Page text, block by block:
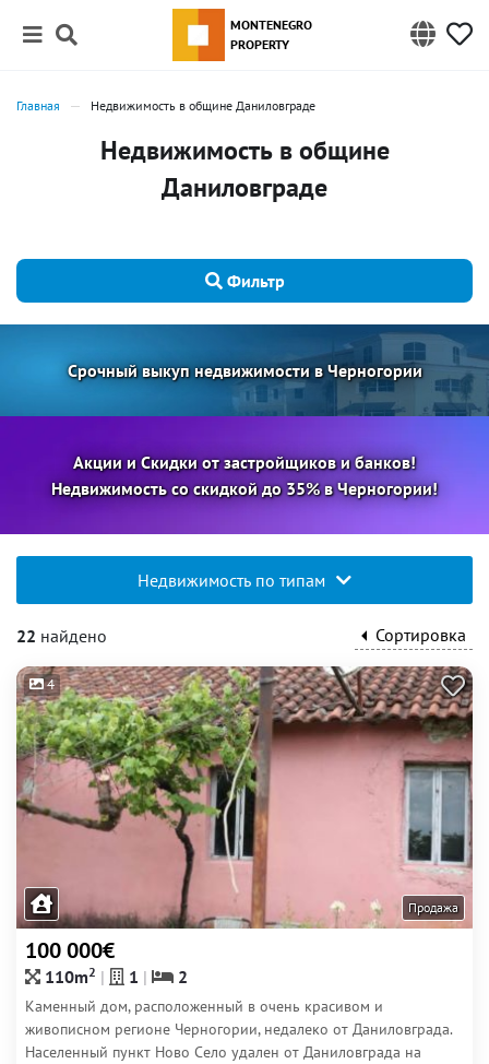
MONTENEGRO
PROPERTY
Главная Недвижимость в общине Даниловграде
Недвижимость в общине
Даниловграде
Фильтр
Срочный выкуп недвижимости в Черногории
Акции и Скидки от застройщиков и банков!
Недвижимость со скидкой до 35% в Черногории!
Недвижимость по типам
22 найдено Сортировка
4
Продажа
100 000€
110m2 1 2
Каменный дом, расположенный в очень красивом и
живописном регионе Черногории, недалеко от Даниловграда.
Населенный пункт Ново Село удален от Даниловграда на